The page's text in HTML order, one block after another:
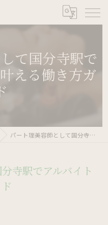
て国分寺駅で
える働き方ガ
パート理美容師として国分寺駅でアルバイト復帰を叶える働き方ガイド
寺駅でアルバイト